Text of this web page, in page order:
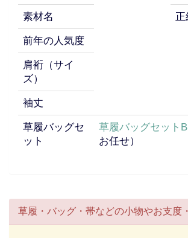
素材名 正
前年の人気度
肩裄（サイ
ズ）
袖丈
草履バッグセ
ット
草履バッグセットB
お任せ）
草履・バッグ・帯などの小物やお支度